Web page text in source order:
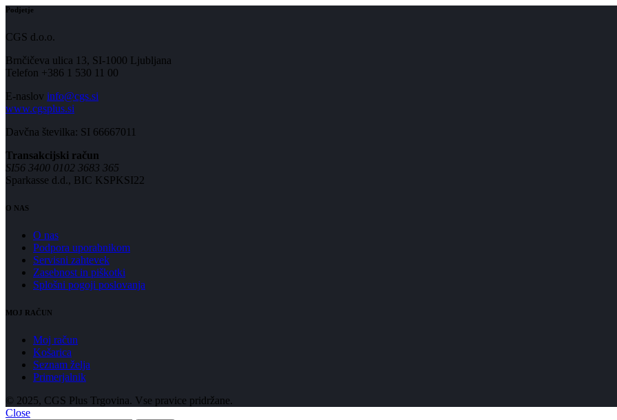
Podjetje
CGS d.o.o.
Brnčičeva ulica 13, SI-1000 Ljubljana
Telefon +386 1 530 11 00
E-naslov info@cgs.si
www.cgsplus.si
Davčna številka: SI 66667011
Transakcijski račun
SI56 3400 0102 3683 365
Sparkasse d.d., BIC KSPKSI22
O NAS
O nas
Podpora uporabnikom
Servisni zahtevek
Zasebnost in piškotki
Splošni pogoji poslovanja
MOJ RAČUN
Moj račun
Košarica
Seznam želja
Primerjalnik
© 2025, CGS Plus Trgovina. Vse pravice pridržane.
Close